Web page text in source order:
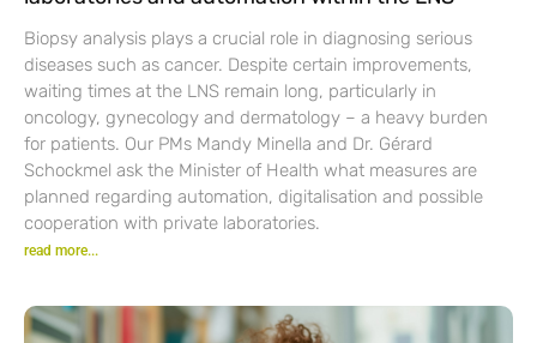
Biopsy analysis plays a crucial role in diagnosing serious
diseases such as cancer. Despite certain improvements,
waiting times at the LNS remain long, particularly in
oncology, gynecology and dermatology – a heavy burden
for patients. Our PMs Mandy Minella and Dr. Gérard
Schockmel ask the Minister of Health what measures are
planned regarding automation, digitalisation and possible
cooperation with private laboratories.
read more...